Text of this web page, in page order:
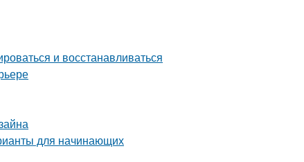
и восстанавливаться
для начинающих